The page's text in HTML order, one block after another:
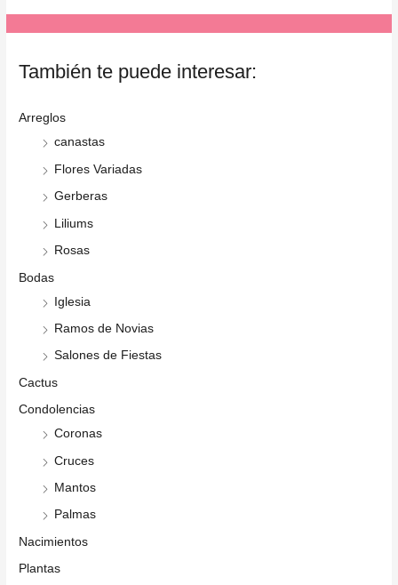
c
r
o
También te puede interesar:
Arreglos
canastas
Flores Variadas
Gerberas
Liliums
Rosas
Bodas
Iglesia
Ramos de Novias
Salones de Fiestas
Cactus
Condolencias
Coronas
Cruces
Mantos
Palmas
Nacimientos
Plantas